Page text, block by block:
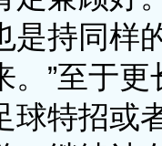
是持同样
。”至于更
球特招或